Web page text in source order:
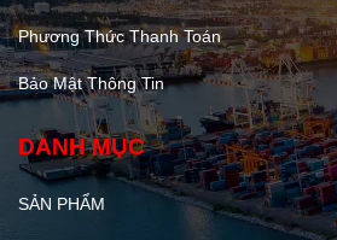
Phương Thức Thanh Toán
Bảo Mật Thông Tin
DANH MỤC
SẢN PHẨM